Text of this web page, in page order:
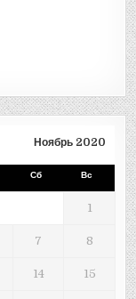
Ноябрь 2020
Сб Вс
1
7 8
14 15